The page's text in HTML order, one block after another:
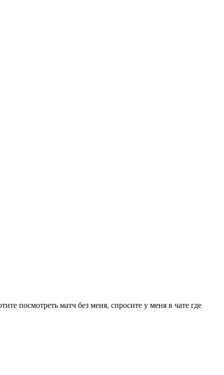
посмотреть матч без меня, спросите у меня в чате где